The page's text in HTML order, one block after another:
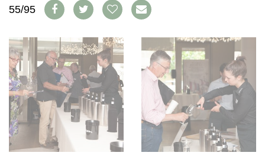
ABO
ARCHIV
VORTEILSWELT
BÜCHER
WEINSZENE
PORTRAITS
VINOPHILES
ARCHIV
ANMELDEN
AWARDS
GEWINNSPIELE
VORTEILSWELT
TRINKREIFETABELLE
ABO
WEINSUCHE
NEWSLETTER
WINE TRADE CLUB
55/95